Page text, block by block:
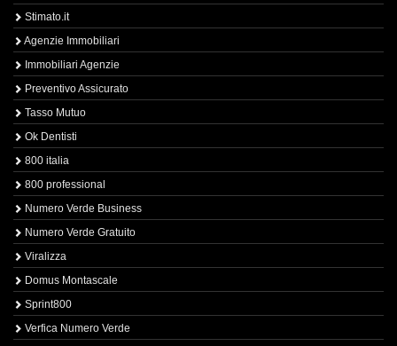
Stimato.it
Agenzie Immobiliari
Immobiliari Agenzie
Preventivo Assicurato
Tasso Mutuo
Ok Dentisti
800 italia
800 professional
Numero Verde Business
Numero Verde Gratuito
Viralizza
Domus Montascale
Sprint800
Verfica Numero Verde